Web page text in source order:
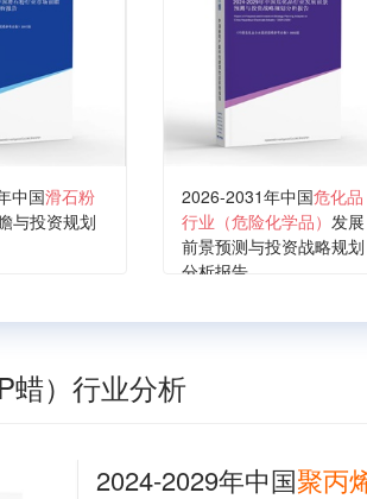
中国滑石粉
与投资规划
2026-2031年中国危化品
行业（危险化学品） 发展
前景预测与投资战略规划
分析报告
蜡）行业分析
2024-2029年中国聚丙